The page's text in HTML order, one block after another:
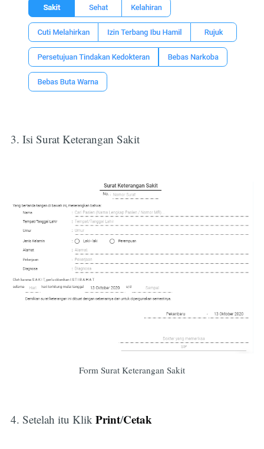
3. Isi Surat Keterangan Sakit
Form Surat Keterangan Sakit
4. Setelah itu Klik Print/Cetak